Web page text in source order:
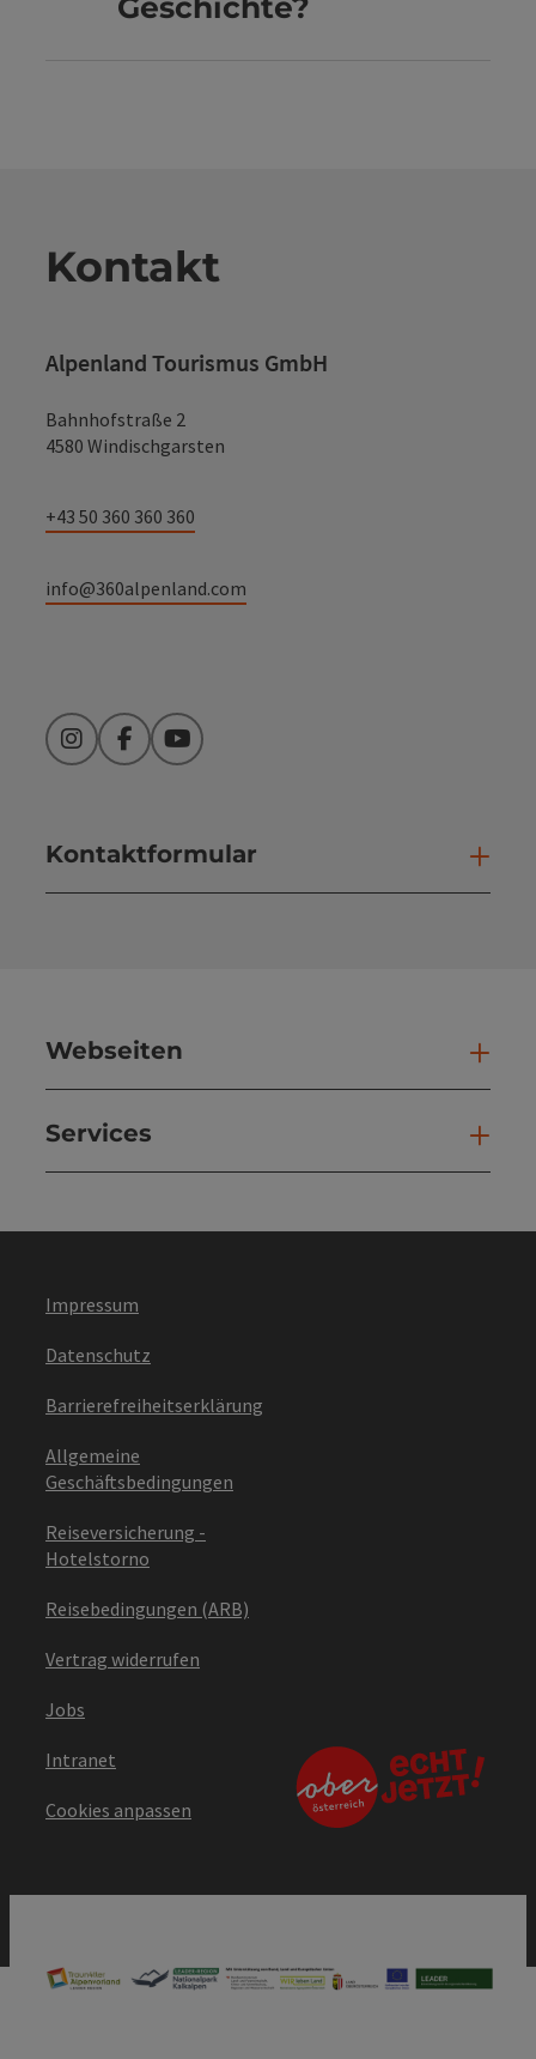
Kontakt
Alpenland Tourismus GmbH
Bahnhofstraße 2
4580 Windischgarsten
+43 50 360 360 360
info@360alpenland.com
InstagramFacebookYouTube
Kontaktformular
Webseiten
Services
Impressum
Datenschutz
Barrierefreiheitserklärung
Allgemeine
Geschäftsbedingungen
Reiseversicherung -
Hotelstorno
Reisebedingungen (ARB)
Vertrag widerrufen
Jobs
Intranet
Cookies anpassen